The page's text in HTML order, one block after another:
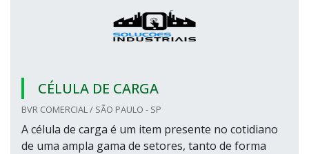
CÉLULA DE CARGA
BVR COMERCIAL / SÃO PAULO - SP
A célula de carga é um item presente no cotidiano
de uma ampla gama de setores, tanto de forma